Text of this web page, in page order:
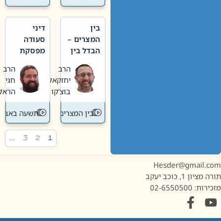
בין
המצרים –
הבדל בין
חדשה
לישנה
הרב
יחזקאל
בוצ'קו
בין המצרים
דיני
סעודה
מפסקת
תשעה
באב
הרב
חגי
הראל
תשעה באב
1, כוכב יעקב
02-6550500